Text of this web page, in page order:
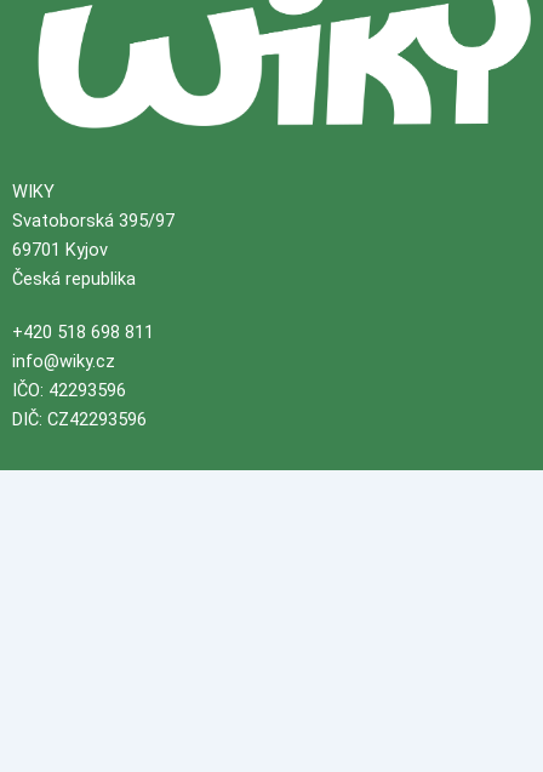
WIKY
Svatoborská 395/97
69701 Kyjov
Česká republika
+420 518 698 811
info@wiky.cz
IČO: 42293596
DIČ: CZ42293596